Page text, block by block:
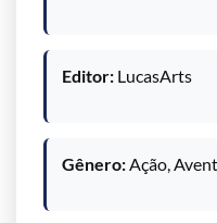
Editor: LucasArts
Gênero:Ação,